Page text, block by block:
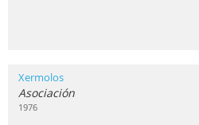
Xermolos
Asociación
1976